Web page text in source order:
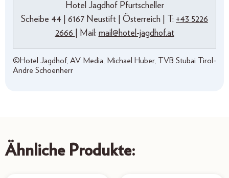
Hotel Jagdhof Pfurtscheller
Scheibe 44 | 6167 Neustift | Österreich |
T: +43 5226
2666
| Mail: mail@hotel-jagdhof.at
©Hotel Jagdhof, AV Media, Michael Huber, TVB Stubai Tirol-
Andre Schoenherr
Ähnliche Produkte: